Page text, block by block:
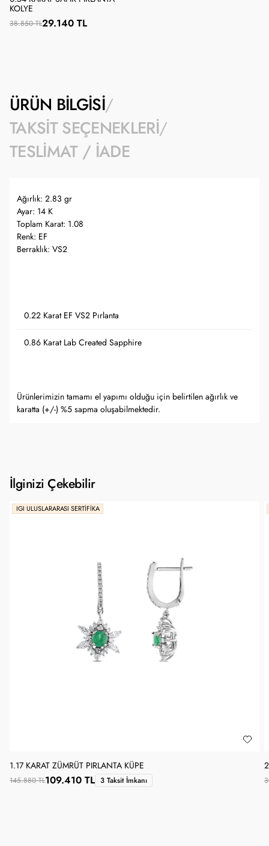
KOLYE
38.850 TL29.140 TL
ÜRÜN BILGISI
TAKSIT SEÇENEKLERI
TESLIMAT / İADE
Ağırlık: 2.83 gr
Ayar: 14 K
Toplam Karat: 1.08
Renk: EF
Berraklık: VS2
0.22 Karat EF VS2 Pırlanta
0.86 Karat Lab Created Sapphire
Ürünlerimizin tamamı el yapımı olduğu için belirtilen ağırlık ve
karatta (+/-) %5 sapma oluşabilmektedir.
İlginizi Çekebilir
IGI ULUSLARARASI SERTIFIKA
1.17 KARAT ZÜMRÜT PIRLANTA KÜPE
145.880 TL109.410 TL 3 Taksit İmkanı